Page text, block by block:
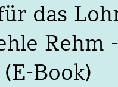
das
Rehm -
Book)